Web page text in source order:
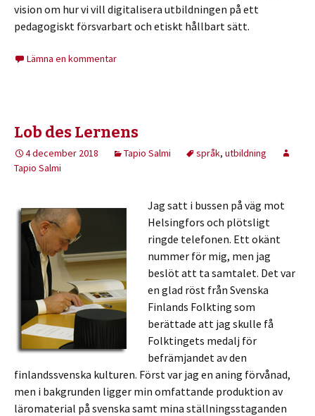
vision om hur vi vill digitalisera utbildningen på ett
pedagogiskt försvarbart och etiskt hållbart sätt.
Lämna en kommentar
Lob des Lernens
4 december 2018 Tapio Salmi språk, utbildning
Tapio Salmi
Jag satt i bussen på väg mot
Helsingfors och plötsligt
ringde telefonen. Ett okänt
nummer för mig, men jag
beslöt att ta samtalet. Det var
en glad röst från Svenska
Finlands Folkting som
berättade att jag skulle få
Folktingets medalj för
befrämjandet av den
finlandssvenska kulturen. Först var jag en aning förvånad,
men i bakgrunden ligger min omfattande produktion av
läromaterial på svenska samt mina ställningsstaganden